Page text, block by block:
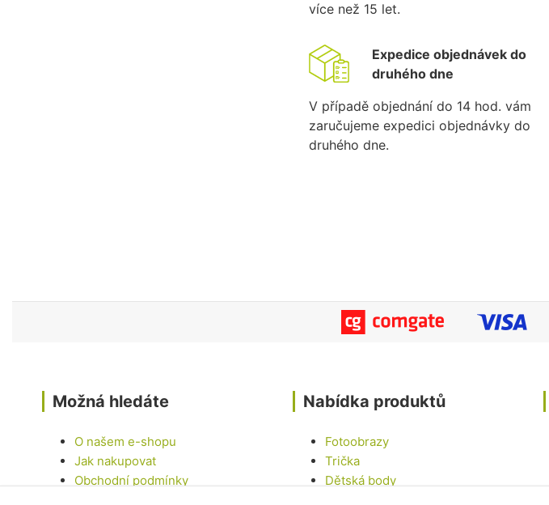
více než 15 let.
Expedice objednávek do
druhého dne
V případě objednání do 14 hod. vám
zaručujeme expedici objednávky do
druhého dne.
Možná hledáte
O našem e-shopu
Jak nakupovat
Obchodní podmínky
Nabídka produktů
Fotoobrazy
Trička
Dětská body